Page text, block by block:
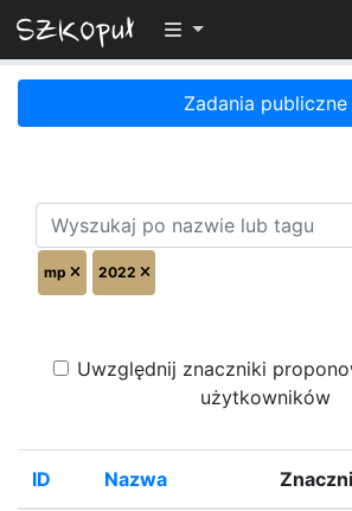
Przełącz widoczność
Zadania publiczne
mp 2022
Uwzględnij znaczniki
użytkowników
ID Nazwa